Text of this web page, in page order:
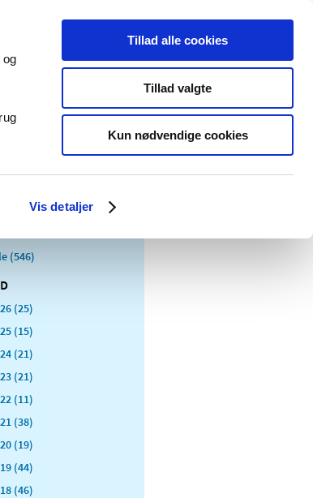
Vis detaljer
Tillad alle cookies
Tillad valgte
Kun nødvendige cookies
Særlige
produktområder
(546)
(25)
(15)
(21)
(21)
(11)
(38)
(19)
(44)
(46)